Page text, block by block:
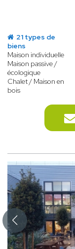
21 types de
biens
Maison individuelle
Maison passive /
écologique
Chalet / Maison en
bois